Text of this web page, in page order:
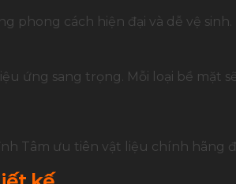
phong cách hiện đại và dễ vệ sinh.
ứng sang trọng. Mỗi loại bề mặt
Tâm ưu tiên vật liệu chính hãng